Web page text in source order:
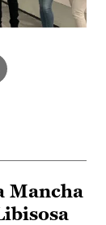
Mancha